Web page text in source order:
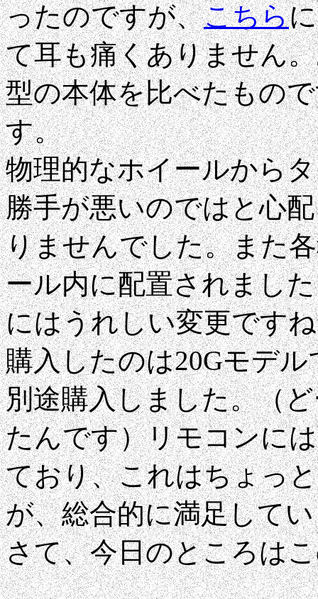
ったのですが、こちら
て耳も痛くありません
型の本体を比べたもの
す。
物理的なホイールから
勝手が悪いのではと心
りませんでした。また
ール内に配置されまし
にはうれしい変更です
購入したのは20Gモデ
別途購入しました。（
たんです）リモコンに
ており、これはちょっ
が、総合的に満足して
さて、今日のところは